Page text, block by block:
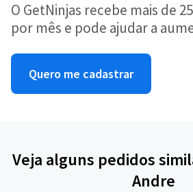
O GetNinjas recebe mais de
por mês e pode ajudar a
Quero me cadastrar
Veja alguns pedidos
Andre